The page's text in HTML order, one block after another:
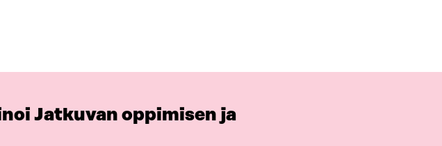
Jatkuvan oppimisen ja